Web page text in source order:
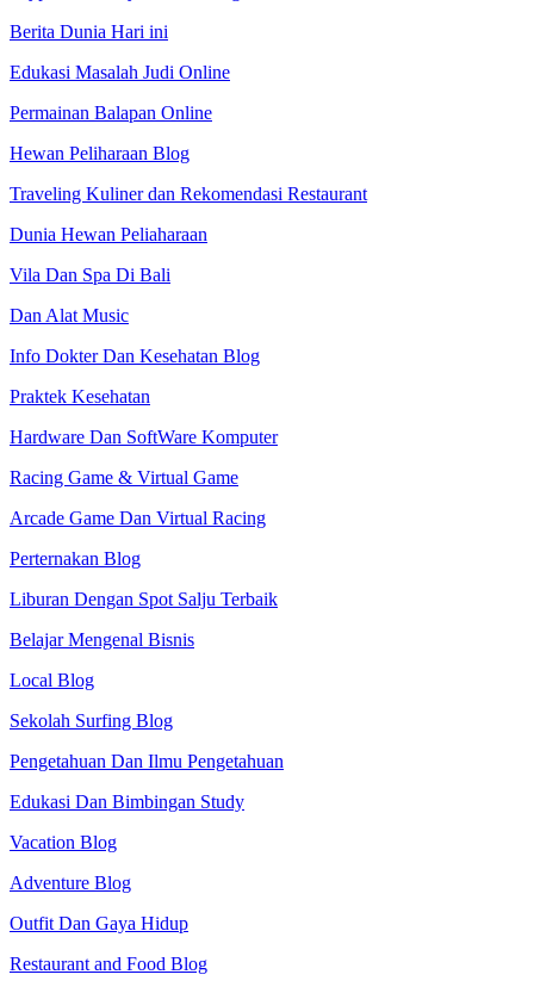
Berita Dunia Hari ini
Edukasi Masalah Judi Online
Permainan Balapan Online
Hewan Peliharaan Blog
Traveling Kuliner dan Rekomendasi Restaurant
Dunia Hewan Peliaharaan
Vila Dan Spa Di Bali
Dan Alat Music
Info Dokter Dan Kesehatan Blog
Praktek Kesehatan
Hardware Dan SoftWare Komputer
Racing Game & Virtual Game
Arcade Game Dan Virtual Racing
Perternakan Blog
Liburan Dengan Spot Salju Terbaik
Belajar Mengenal Bisnis
Local Blog
Sekolah Surfing Blog
Pengetahuan Dan Ilmu Pengetahuan
Edukasi Dan Bimbingan Study
Vacation Blog
Adventure Blog
Outfit Dan Gaya Hidup
Restaurant and Food Blog